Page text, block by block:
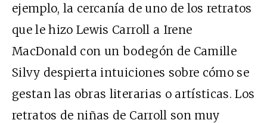
ejemplo, la cercanía de uno de los retratos
que le hizo Lewis Carroll a Irene
MacDonald con un bodegón de Camille
Silvy despierta intuiciones sobre cómo se
gestan las obras literarias o artísticas. Los
retratos de niñas de Carroll son muy